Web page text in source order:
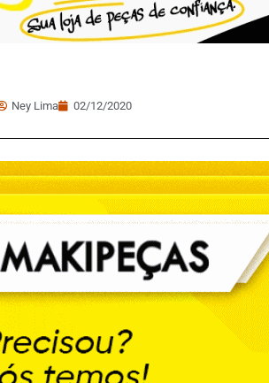
Ney Lima 02/12/2020